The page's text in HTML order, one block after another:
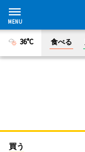
36°C 食べる
買う